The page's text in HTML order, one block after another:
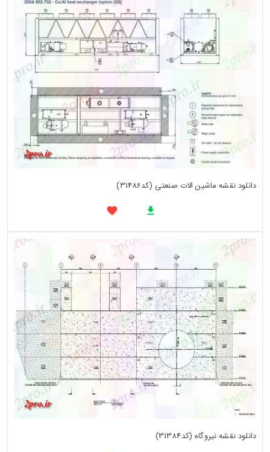
دانلود نقشه ماشین الات صنعتی (کد31486)
دانلود نقشه نیروگاه (کد31384)